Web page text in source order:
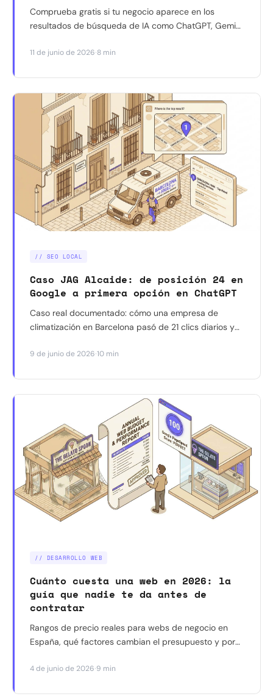
Comprueba gratis si tu negocio aparece en los
resultados de búsqueda de IA como ChatGPT, Gemini
comprobador automático en 30 segundos.
11 de junio de 2026·8 min
// SEO LOCAL
Caso JAG Alcaide: de posición 24 en
Google a primera opción en ChatGPT
Caso real documentado: cómo una empresa de
climatización en Barcelona pasó de 21 clics diarios y
posición 10 y primera recomendación en ChatGPT
9 de junio de 2026·10 min
// DESARROLLO WEB
Cuánto cuesta una web en 2026: la
guía que nadie te da antes de
contratar
Rangos de precio reales para webs de negocio en
España, qué factores cambian el presupuesto y por
hacerla mal.
4 de junio de 2026·9 min